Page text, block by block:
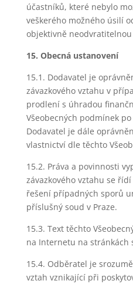
účastníků, které nebylo
veškerého možného úsilí
objektivně
15. Obecná ustanovení
15.1. Dodavatel je
závazkového vztahu v
prodlení s úhradou
Všeobecných podmínek
Dodavatel je dále
vlastnictví dle těchto
15.2. Práva a povinnosti
závazkového vztahu se
řešení případných sporů
příslušný soud v Praze.
15.3. Text těchto
na Internetu na stránkách
15.4. Odběratel je
vztah vznikající při